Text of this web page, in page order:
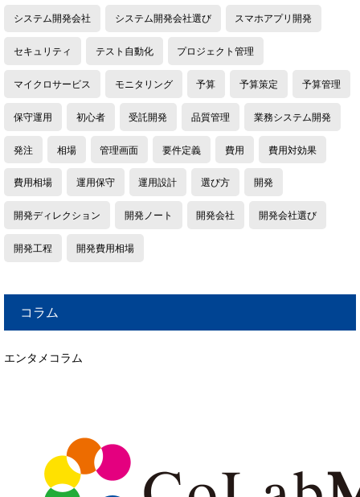
システム開発会社 システム開発会社選び スマホアプリ開発
セキュリティ テスト自動化 プロジェクト管理
マイクロサービス モニタリング 予算 予算策定 予算管理
保守運用 初心者 受託開発 品質管理 業務システム開発
発注 相場 管理画面 要件定義 費用 費用対効果
費用相場 運用保守 運用設計 選び方 開発
開発ディレクション 開発ノート 開発会社 開発会社選び
開発工程 開発費用相場
コラム
エンタメコラム